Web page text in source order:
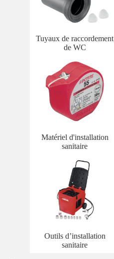
Tuyaux de raccordement
de WC
Matériel d'installation
sanitaire
Outils d’installation
sanitaire